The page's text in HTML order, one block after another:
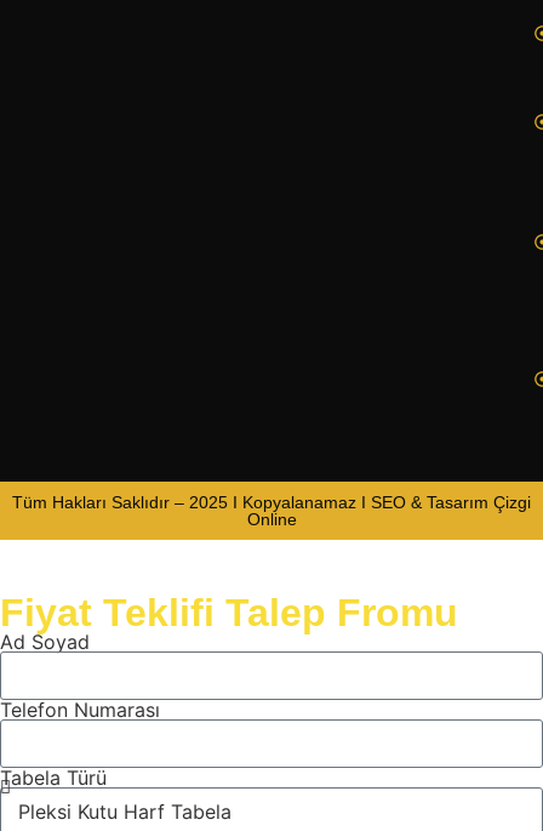
Tüm Hakları Saklıdır – 2025 I Kopyalanamaz I SEO & Tasarım Çizgi
Online
Fiyat Teklifi Talep Fromu
Ad Soyad
Telefon Numarası
Tabela Türü